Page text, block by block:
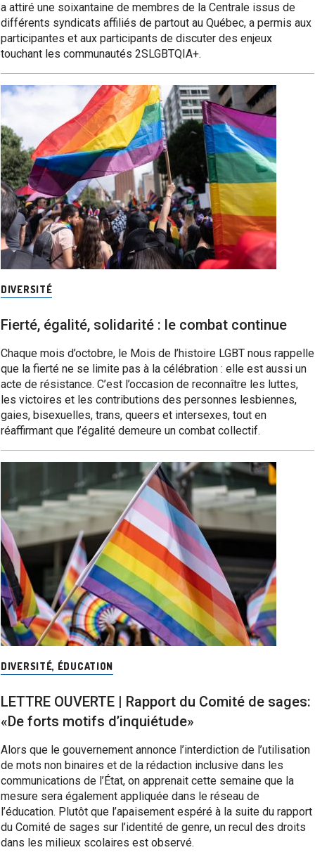
a attiré une soixantaine de membres de la Centrale issus de
différents syndicats affiliés de partout au Québec, a permis aux
participantes et aux participants de discuter des enjeux
touchant les communautés 2SLGBTQIA+.
DIVERSITÉ
Fierté, égalité, solidarité : le combat continue
Chaque mois d’octobre, le Mois de l’histoire LGBT nous rappelle
que la fierté ne se limite pas à la célébration : elle est aussi un
acte de résistance. C’est l’occasion de reconnaître les luttes,
les victoires et les contributions des personnes lesbiennes,
gaies, bisexuelles, trans, queers et intersexes, tout en
réaffirmant que l’égalité demeure un combat collectif.
DIVERSITÉ, ÉDUCATION
LETTRE OUVERTE | Rapport du Comité de sages:
«De forts motifs d’inquiétude»
Alors que le gouvernement annonce l’interdiction de l’utilisation
de mots non binaires et de la rédaction inclusive dans les
communications de l’État, on apprenait cette semaine que la
mesure sera également appliquée dans le réseau de
l’éducation. Plutôt que l’apaisement espéré à la suite du rapport
du Comité de sages sur l’identité de genre, un recul des droits
dans les milieux scolaires est observé.